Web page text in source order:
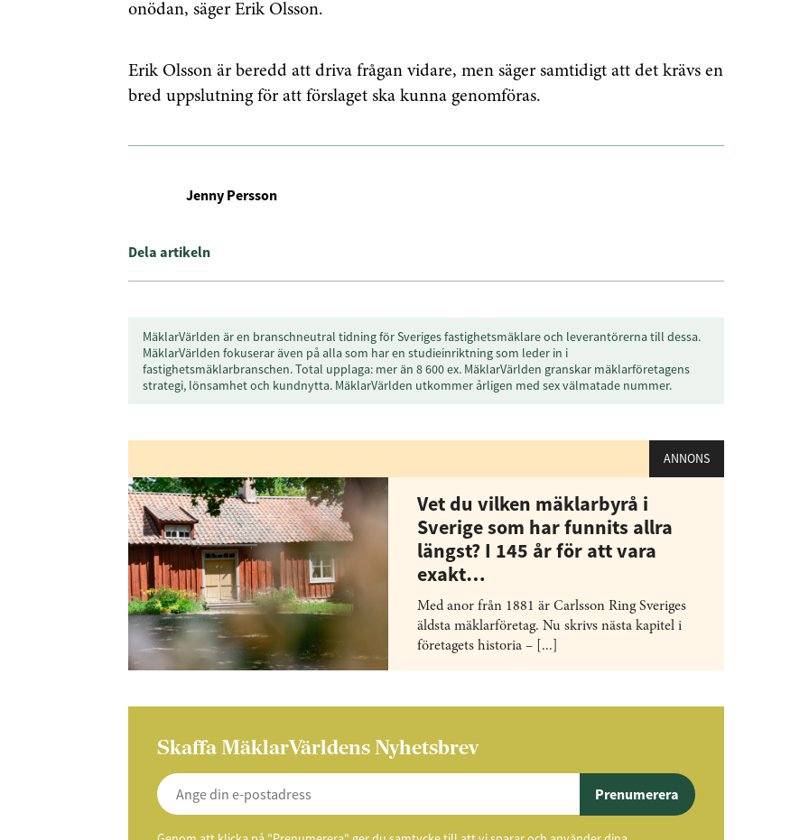
onödan, säger Erik Olsson.
Erik Olsson är beredd att driva frågan vidare, men säger samtidigt att det krävs en
bred uppslutning för att förslaget ska kunna genomföras.
Jenny Persson
Dela artikeln
MäklarVärlden är en branschneutral tidning för Sveriges fastighetsmäklare och leverantörerna till dessa.
MäklarVärlden fokuserar även på alla som har en studieinriktning som leder in i
fastighetsmäklarbranschen. Total upplaga: mer än 8 600 ex. MäklarVärlden granskar mäklarföretagens
strategi, lönsamhet och kundnytta. MäklarVärlden utkommer årligen med sex välmatade nummer.
ANNONS
Vet du vilken mäklarbyrå i
Sverige som har funnits allra
längst? I 145 år för att vara
exakt…
Med anor från 1881 är Carlsson Ring Sveriges
äldsta mäklarföretag. Nu skrivs nästa kapitel i
företagets historia – [...]
Skaffa MäklarVärldens Nyhetsbrev
Prenumerera